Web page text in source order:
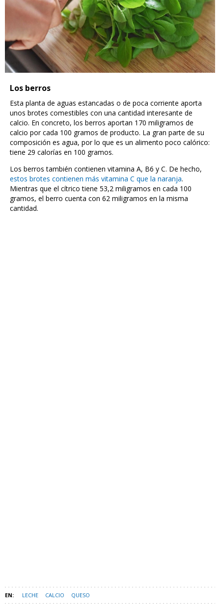
Los berros
Esta planta de aguas estancadas o de poca corriente aporta
unos brotes comestibles con una cantidad interesante de
calcio. En concreto, los berros aportan 170 miligramos de
calcio por cada 100 gramos de producto. La gran parte de su
composición es agua, por lo que es un alimento poco calórico:
tiene 29 calorías en 100 gramos.
Los berros también contienen vitamina A, B6 y C. De hecho,
estos brotes contienen más vitamina C que la naranja.
Mientras que el cítrico tiene 53,2 miligramos en cada 100
gramos, el berro cuenta con 62 miligramos en la misma
cantidad.
LECHE CALCIO QUESO